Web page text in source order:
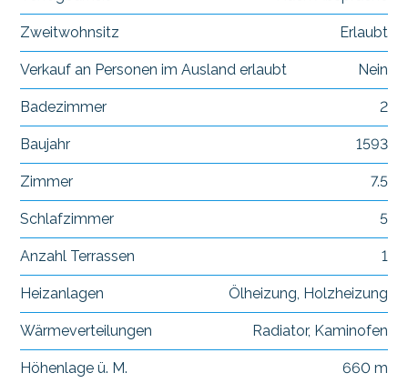
Zweitwohnsitz Erlaubt
Verkauf an Personen im Ausland erlaubt Nein
Badezimmer 2
Baujahr 1593
Zimmer 7.5
Schlafzimmer 5
Anzahl Terrassen 1
Heizanlagen Ölheizung, Holzheizung
Wärmeverteilungen Radiator, Kaminofen
Höhenlage ü. M. 660 m